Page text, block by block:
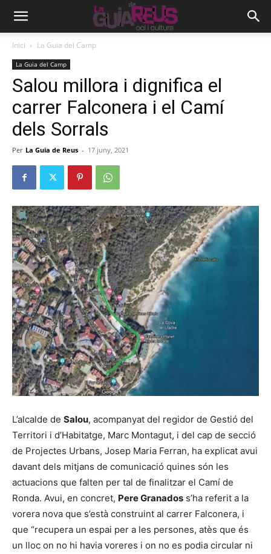
Inici La Guia del Camp
La Guia del Camp
Salou millora i dignifica el
carrer Falconera i el Camí
dels Sorrals
Per La Guia de Reus - 17 juny, 2021
L’alcalde de Salou, acompanyat del regidor de Gestió del
Territori i d’Habitatge, Marc Montagut, i del cap de secció
de Projectes Urbans, Josep Maria Ferran, ha explicat avui
davant dels mitjans de comunicació quines són les
actuacions que falten per tal de finalitzar el Camí de
Ronda. Avui, en concret, Pere Granados s’ha referit a la
vorera nova que s’està construint al carrer Falconera, i
que “recupera un espai per a les persones, atès que és
un lloc on no hi havia voreres i on no es podia circular ni